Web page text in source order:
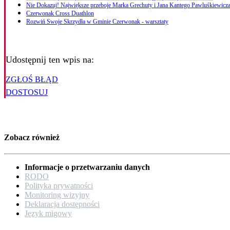
Nie Dokazuj! Największe przeboje Marka Grechuty i Jana Kantego
Czerwonak Cross Duathlon
Rozwiń Swoje Skrzydła w Gminie Czerwonak - warsztaty
Udostępnij ten wpis na:
ZGŁOŚ BŁĄD
DOSTOSUJ
Zobacz również
Informacje o przetwarzaniu danych
RODO
Polityka prywatności
Monitoring wizyjny
Deklaracja dostępności
Język migowy